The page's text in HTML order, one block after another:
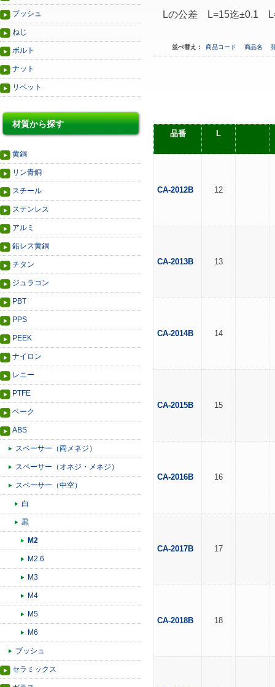
ブッシュ
ねじ
ボルト
ナット
リベット
材質から探す
黄銅
リン青銅
スチール
ステンレス
アルミ
鉛レス黄銅
チタン
ジュラコン
PBT
PPS
PEEK
ナイロン
レニー
PTFE
ベーク
ABS
スペーサー（両メネジ）
スペーサー（オネジ・メネジ）
スペーサー（中空）
白
黒
M2
M2.6
M3
M4
M5
M6
ブッシュ
セラミックス
Lの公差 L=15迄±0.1
並べ替え： 商品コード 商品名
品番 L
CA-2012B 12
CA-2013B 13
CA-2014B 14
CA-2015B 15
CA-2016B 16
CA-2017B 17
CA-2018B 18